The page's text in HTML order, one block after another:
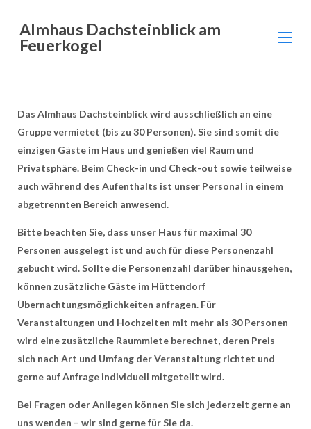
Almhaus Dachsteinblick am
Feuerkogel
Overview
information
Rates
Availability
Activities
Map
Reviews
Das Almhaus Dachsteinblick wird ausschließlich an eine
Gruppe vermietet (bis zu 30 Personen). Sie sind somit die
einzigen Gäste im Haus und genießen viel Raum und
Privatsphäre. Beim Check-in und Check-out sowie teilweise
auch während des Aufenthalts ist unser Personal in einem
abgetrennten Bereich anwesend.
Bitte beachten Sie, dass unser Haus für maximal 30
Personen ausgelegt ist und auch für diese Personenzahl
gebucht wird. Sollte die Personenzahl darüber hinausgehen,
können zusätzliche Gäste im Hüttendorf
Übernachtungsmöglichkeiten anfragen. Für
Veranstaltungen und Hochzeiten mit mehr als 30 Personen
wird eine zusätzliche Raummiete berechnet, deren Preis
sich nach Art und Umfang der Veranstaltung richtet und
gerne auf Anfrage individuell mitgeteilt wird.
Bei Fragen oder Anliegen können Sie sich jederzeit gerne an
uns wenden – wir sind gerne für Sie da.